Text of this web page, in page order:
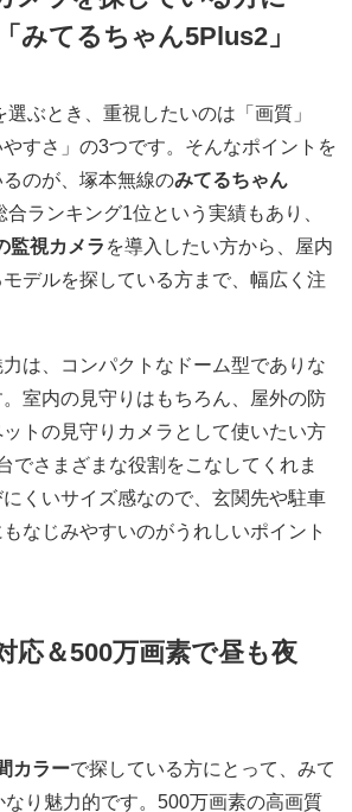
みてるちゃん5Plus2」
ぶとき、重視したいのは「画質」
やすさ」の3つです。そんなポイントを
のが、塚本無線のみてるちゃん
合ランキング1位という実績もあり、
監視カメラ を導入したい方から、屋内
デルを探している方まで、幅広く注
は、コンパクトなドーム型でありな
室内の見守りはもちろん、屋外の防
トの見守りカメラとして使いたい方
でさまざまな役割をこなしてくれま
くいサイズ感なので、玄関先や駐車
なじみやすいのがうれしいポイント
応＆500万画素で昼も夜
カラーで探している方にとって、みて
り魅力的です。500万画素の高画質